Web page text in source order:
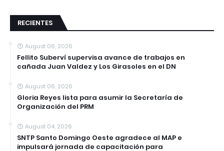
RECIENTES
August 06, 2026
Fellito Suberví supervisa avance de trabajos en
cañada Juan Valdez y Los Girasoles en el DN
August 06, 2026
Gloria Reyes lista para asumir la Secretaría de
Organización del PRM
August 04, 2026
SNTP Santo Domingo Oeste agradece al MAP e
impulsará jornada de capacitación para